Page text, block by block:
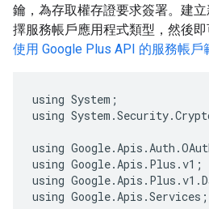
鑰，為存取權存證要求簽署。建
擇服務帳戶應用程式類型，然後
使用 Google Plus API 的服務帳戶
using System ;
using System .Security.
using Google.Apis .Auth .
using Google.Apis . Plus .v1 ;
using Google.Apis . Plus .v1 .
using Google.Apis .Services ;